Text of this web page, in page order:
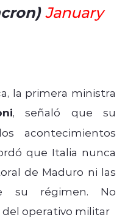
January
la primera ministra
, señaló que su
acontecimientos
que Italia nunca
de Maduro ni las
su régimen. No
operativo militar